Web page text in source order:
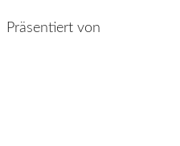
Präsentiert von